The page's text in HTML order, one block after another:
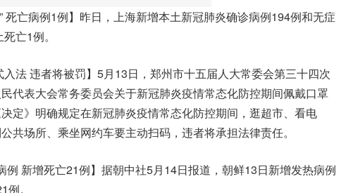
死亡病例1例】昨日，上海新增本土新冠肺炎确诊病例194例和无症
亡1例。
入法 违者将被罚】5月13日，郑州市十五届人大常委会第三十四次
代表大会常务委员会关于新冠肺炎疫情常态化防控期间佩戴口罩
定》明确规定在新冠肺炎疫情常态化防控期间，逛超市、看电
共场所、乘坐网约车要主动扫码，违者将承担法律责任。
例 新增死亡21例】据朝中社5月14日报道，朝鲜13日新增发热病例
。